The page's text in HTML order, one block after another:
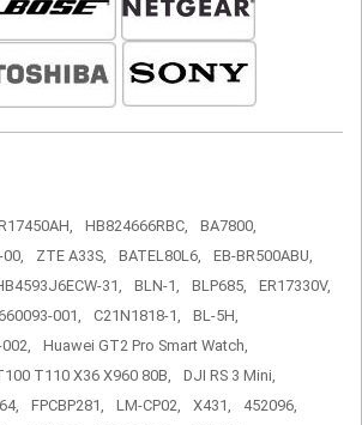
HB824666RBC,
BA7800,
ZTE A33S, BATEL80L6,
EB-BR500ABU,
31, BLN-1, BLP685,
ER17330V,
001, C21N1818-1,
BL-5H,
Huawei GT2 Pro Smart Watch,
T110 X36 X960 80B,
DJI RS 3 Mini,
FPCBP281, LM-CP02, X431,
452096,